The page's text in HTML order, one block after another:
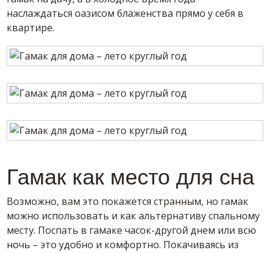
наслаждаться оазисом блаженства прямо у себя в
квартире.
Гамак как место для сна
Возможно, вам это покажется странным, но гамак
можно использовать и как альтернативу спальному
месту. Поспать в гамаке часок-другой днем или всю
ночь – это удобно и комфортно. Покачиваясь из